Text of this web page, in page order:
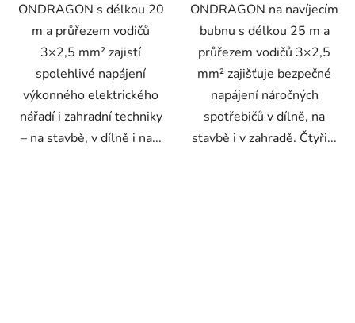
ONDRAGON s délkou 20
m a průřezem vodičů
3×2,5 mm² zajistí
spolehlivé napájení
výkonného elektrického
nářadí i zahradní techniky
– na stavbě, v dílně i na...
ONDRAGON na navíjecím
bubnu s délkou 25 m a
průřezem vodičů 3×2,5
mm² zajišťuje bezpečné
napájení náročných
spotřebičů v dílně, na
stavbě i v zahradě. Čtyři...